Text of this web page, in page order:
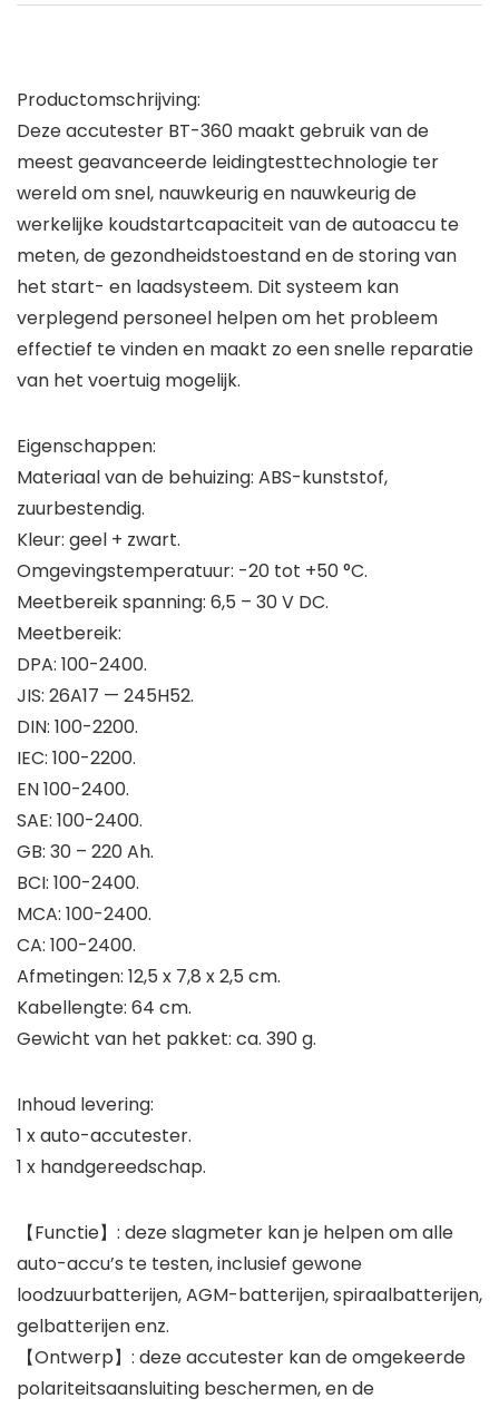
Productomschrijving:
Deze accutester BT-360 maakt gebruik van de
meest geavanceerde leidingtesttechnologie ter
wereld om snel, nauwkeurig en nauwkeurig de
werkelijke koudstartcapaciteit van de autoaccu te
meten, de gezondheidstoestand en de storing van
het start- en laadsysteem. Dit systeem kan
verplegend personeel helpen om het probleem
effectief te vinden en maakt zo een snelle reparatie
van het voertuig mogelijk.
Eigenschappen:
Materiaal van de behuizing: ABS-kunststof,
zuurbestendig.
Kleur: geel + zwart.
Omgevingstemperatuur: -20 tot +50 °C.
Meetbereik spanning: 6,5 – 30 V DC.
Meetbereik:
DPA: 100-2400.
JIS: 26A17 — 245H52.
DIN: 100-2200.
IEC: 100-2200.
EN 100-2400.
SAE: 100-2400.
GB: 30 – 220 Ah.
BCI: 100-2400.
MCA: 100-2400.
CA: 100-2400.
Afmetingen: 12,5 x 7,8 x 2,5 cm.
Kabellengte: 64 cm.
Gewicht van het pakket: ca. 390 g.
Inhoud levering:
1 x auto-accutester.
1 x handgereedschap.
【Functie】: deze slagmeter kan je helpen om alle
auto-accu’s te testen, inclusief gewone
loodzuurbatterijen, AGM-batterijen, spiraalbatterijen,
gelbatterijen enz.
【Ontwerp】: deze accutester kan de omgekeerde
polariteitsaansluiting beschermen, en de